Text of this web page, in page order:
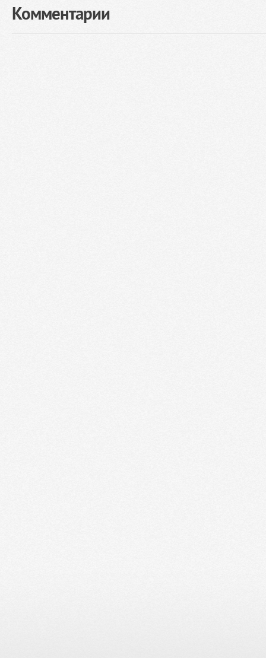
Комментарии